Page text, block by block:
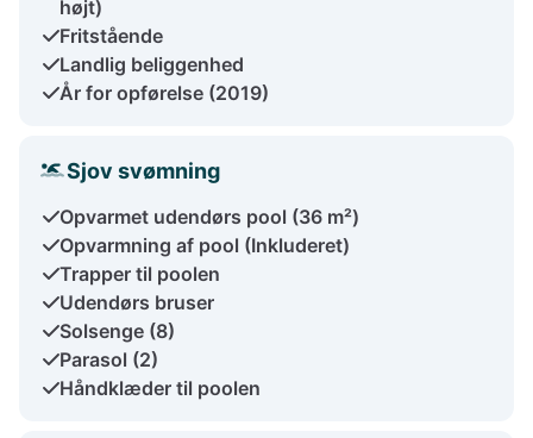
højt)
Fritstående
Landlig beliggenhed
År for opførelse (2019)
Sjov svømning
Opvarmet udendørs pool (36 m²)
Opvarmning af pool (Inkluderet)
Trapper til poolen
Udendørs bruser
Solsenge (8)
Parasol (2)
Håndklæder til poolen